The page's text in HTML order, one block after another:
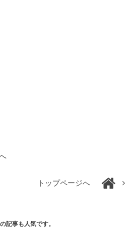
トップページへ
記事も人気です。